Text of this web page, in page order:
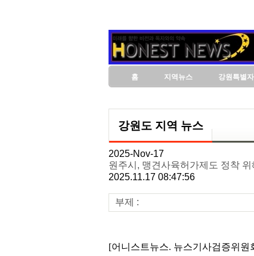
홈 지역뉴스 강원특별
강원도 지역 뉴스
2025-Nov-17
원주시, 맹견사육허가제도 정착 위
2025.11.17 08:47:56
부제 :
[어니스트뉴스. 뉴스기사검증위원